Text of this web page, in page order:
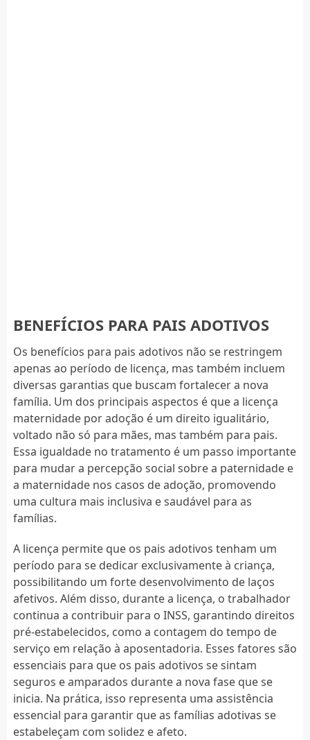
BENEFÍCIOS PARA PAIS ADOTIVOS
Os benefícios para pais adotivos não se restringem
apenas ao período de licença, mas também incluem
diversas garantias que buscam fortalecer a nova
família. Um dos principais aspectos é que a licença
maternidade por adoção é um direito igualitário,
voltado não só para mães, mas também para pais.
Essa igualdade no tratamento é um passo importante
para mudar a percepção social sobre a paternidade e
a maternidade nos casos de adoção, promovendo
uma cultura mais inclusiva e saudável para as
famílias.
A licença permite que os pais adotivos tenham um
período para se dedicar exclusivamente à criança,
possibilitando um forte desenvolvimento de laços
afetivos. Além disso, durante a licença, o trabalhador
continua a contribuir para o INSS, garantindo direitos
pré-estabelecidos, como a contagem do tempo de
serviço em relação à aposentadoria. Esses fatores são
essenciais para que os pais adotivos se sintam
seguros e amparados durante a nova fase que se
inicia. Na prática, isso representa uma assistência
essencial para garantir que as famílias adotivas se
estabeleçam com solidez e afeto.